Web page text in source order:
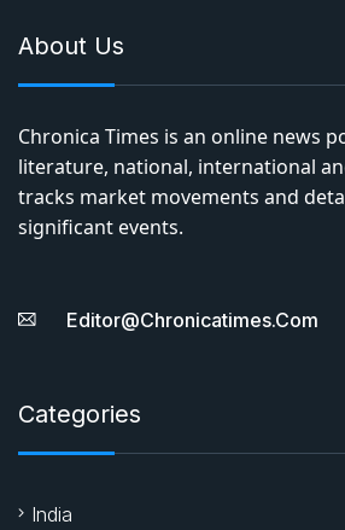
About Us
Chronica Times is an online news
literature, national, international
tracks market movements and
significant events.
Editor@chronicatimes.com
Categories
India